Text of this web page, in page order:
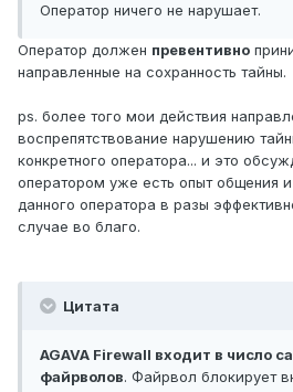
Оператор ничего не нарушает.
Оператор должен превентивно
направленные на сохранность тайны.
ps. более того мои действия
воспрепятствование нарушению
конкретного оператора... и это
оператором уже есть опыт общения
данного оператора в разы
случае во благо.
Цитата
AGAVA Firewall входит в число
файрволов. Файрвол блокирует